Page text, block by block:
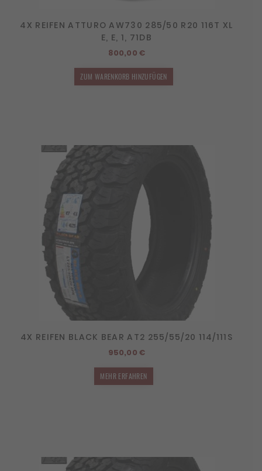
4X REIFEN ATTURO AW730 285/50 R20 116T XL
E, E, 1, 71DB
800,00 €
ZUM WARENKORB HINZUFÜGEN
4X REIFEN BLACK BEAR AT2 255/55/20 114/111S
950,00 €
MEHR ERFAHREN